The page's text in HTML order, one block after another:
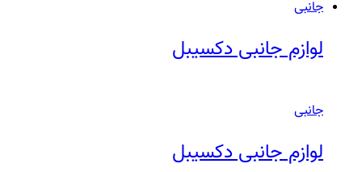
جانبی
لوازم جانبی دکسیبل
جانبی
لوازم جانبی دکسیبل